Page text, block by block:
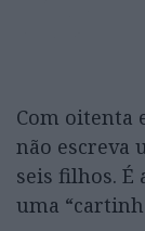
Com oitenta
não escreva
seis filhos. É
uma